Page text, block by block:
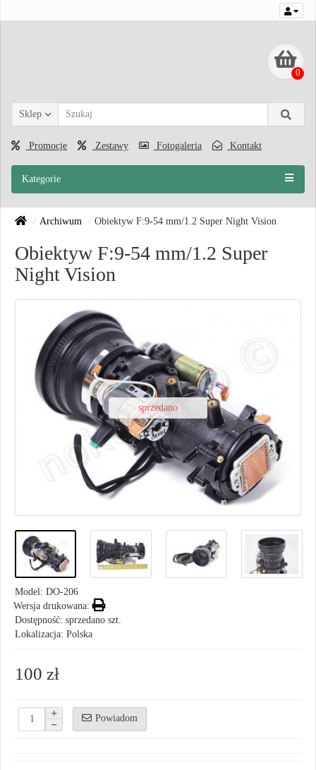
0
Sklep
Promocje Zestawy Fotogaleria Kontakt
Kategorie
Archiwum Obiektyw F:9-54 mm/1.2 Super Night Vision
Obiektyw F:9-54 mm/1.2 Super
Night Vision
sprzedano
Model: DO-206
Wersja drukowana:
Dostępność: sprzedano szt.
Lokalizacja: Polska
100 zł
Powiadom